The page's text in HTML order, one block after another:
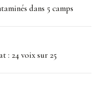
dans 5 camps
: 24 voix sur 25